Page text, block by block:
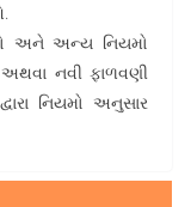
અને અન્ય નિયમો
અથવા નવી ફાળવણી
નિયમો અનુસાર